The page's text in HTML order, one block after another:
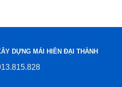
DỰNG MÁI HIÊN ĐẠI THÀNH